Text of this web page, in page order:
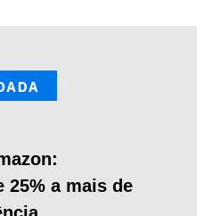
25% a mais de